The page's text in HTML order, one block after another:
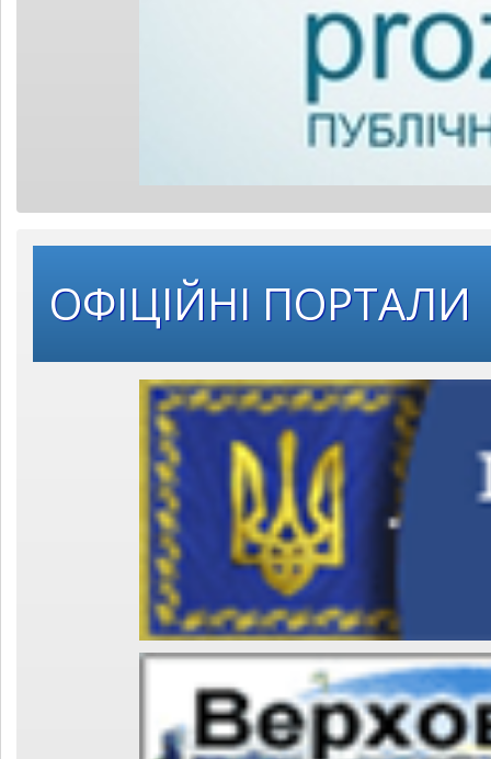
ОФІЦІЙНІ ПОРТАЛИ